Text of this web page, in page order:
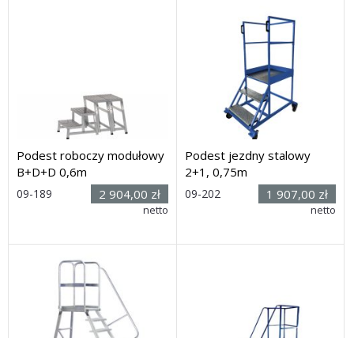
Podest roboczy modułowy
B+D+D 0,6m
09-189 2 904,00 zł
netto
Podest jezdny stalowy
2+1, 0,75m
09-202 1 907,00 zł
netto